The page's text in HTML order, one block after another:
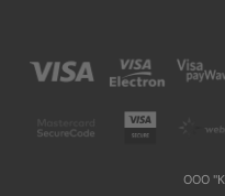
ООО